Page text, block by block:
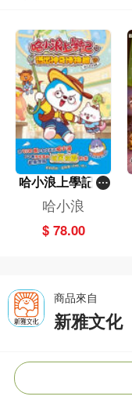
哈小浪上學記(1
3)——逃出神奇
博物館
哈小浪
$ 78.00
商品來自
新雅文化